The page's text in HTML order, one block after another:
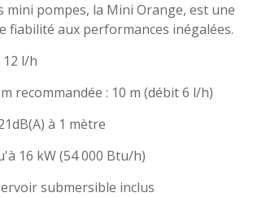
mini pompes, la Mini Orange, est une
fiabilité aux performances inégalées.
12 l/h
recommandée : 10 m (débit 6 l/h)
à 1 mètre
16 kW (54 000 Btu/h)
submersible inclus